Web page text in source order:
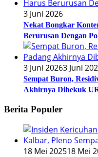
3 Juni 2026
Nekat Bongkar
Berurusan Dengan
3 Juni 20263 Juni
Sempat Buron,
Akhirnya Dibekuk
Berita Populer
18 Mei 202518 Mei